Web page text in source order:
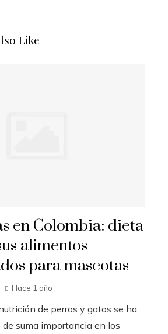
Like
en Colombia: dieta
alimentos
para mascotas
Hace 1 año
de perros y gatos se ha
suma importancia en los